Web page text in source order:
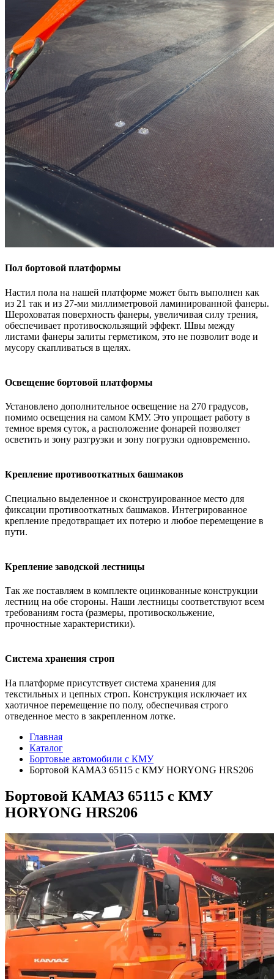
Пол бортовой платформы
Настил пола на нашей платформе может быть выполнен как
из 21 так и из 27-ми миллиметровой ламинированной фанеры.
Шероховатая поверхность фанеры, увеличивая силу трения,
обеспечивает противоскользящий эффект. Швы между
листами фанеры залиты герметиком, это не позволит воде и
мусору скапливаться в щелях.
Освещение бортовой платформы
Установлено дополнительное освещение на 270 градусов,
помимо освещения на самом КМУ. Это упрощает работу в
темное время суток, а расположение фонарей позволяет
осветить и зону разгрузки и зону погрузки одновременно.
Крепление противооткатных башмаков
Специально выделенное и сконструированное место для
фиксации противооткатных башмаков. Интегрированное
крепление предотвращает их потерю и любое перемещение в
пути.
Крепление заводской лестницы
Так же поставляем в комплекте оцинкованные конструкции
лестниц на обе стороны. Наши лестницы соответствуют всем
требованиям госта (размеры, противоскольжение,
прочностные характеристики).
Система хранения строп
На платформе присутствует система хранения для
текстильных и цепных строп. Конструкция исключает их
хаотичное перемещение по полу, обеспечивая строго
отведенное место в закрепленном лотке.
Главная
Каталог
Бортовые автомобили с КМУ
Бортовой КАМАЗ 65115 с КМУ HORYONG HRS206
Бортовой КАМАЗ 65115 с КМУ
HORYONG HRS206